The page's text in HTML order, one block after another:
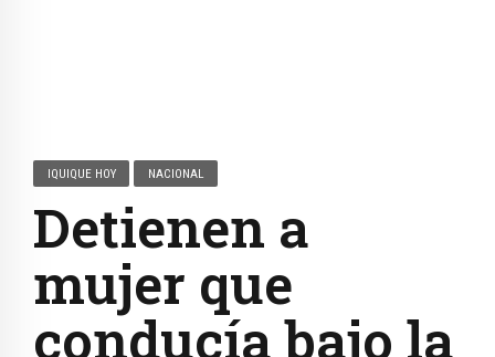
IQUIQUE HOY NACIONAL
Detienen a
mujer que
conducía bajo la